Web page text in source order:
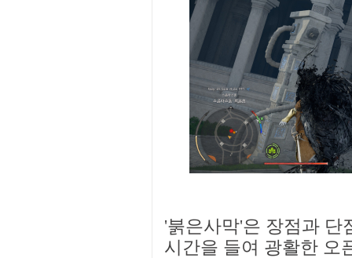
'붉은사막'은 장점과 단
시간을 들여 광활한 오